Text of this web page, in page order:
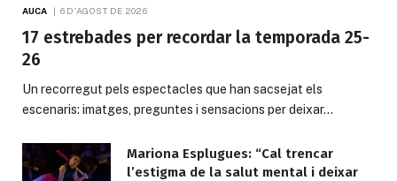
AUCA 6 D'AGOST DE 2026
17 estrebades per recordar la temporada 25-
26
Un recorregut pels espectacles que han sacsejat els
escenaris: imatges, preguntes i sensacions per deixar…
Mariona Esplugues: “Cal trencar
l’estigma de la salut mental i deixar